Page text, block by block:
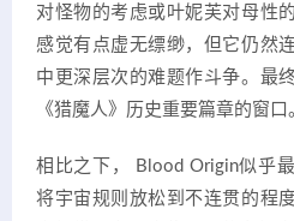
对怪物的考虑或叶妮芙对母性
感觉有点虚无缥缈，但它仍然
中更深层次的难题作斗争。最
《猎魔人》历史重要篇章的窗口
相比之下， Blood Origin似乎
将宇宙规则放松到不连贯的程